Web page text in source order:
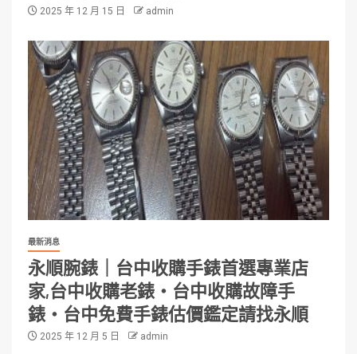
2025 年 12 月 15 日 admin
最新消息
永順腕錶｜台中收購手錶首選專業店
家,台中收購老錶・台中收購故障手
錶・台中免費手錶估價鑑定請找永順
2025 年 12 月 5 日 admin